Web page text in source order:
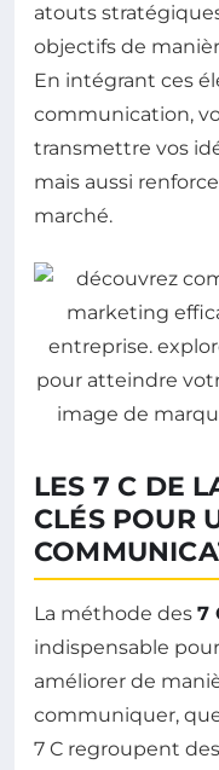
atouts
objectifs de
En intégrant ces
communication,
transmettre vos
mais aussi
marché.
LES 7 C DE
CLÉS POUR
La méthode des 7
indispensable
améliorer de
communiquer, que
7 C regroupent